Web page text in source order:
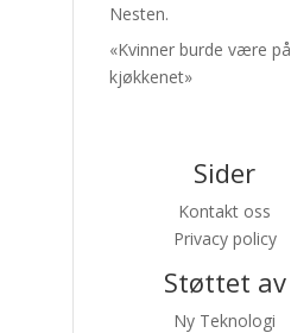
Nesten.
«Kvinner burde være på
kjøkkenet»
Sider
Kontakt oss
Privacy policy
Støttet av
Ny Teknologi